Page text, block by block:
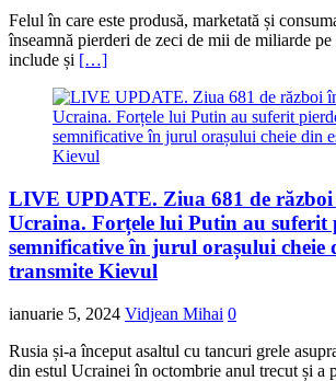
Felul în care este produsă, marketată și
înseamnă pierderi de zeci de mii de miliarde
include și […]
LIVE UPDATE. Ziua 681 de
Ucraina. Forțele lui Putin au suferit
semnificative în jurul orașului cheie
transmite Kievul
ianuarie 5, 2024 Vidjean Mihai 0
Rusia și-a început asaltul cu tancuri grele
din estul Ucrainei în octombrie anul trecut și a